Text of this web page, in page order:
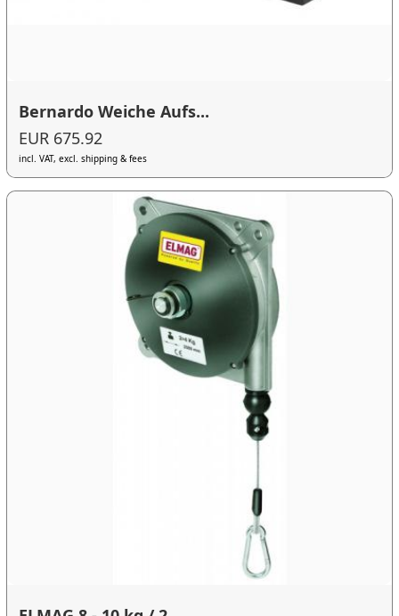
Bernardo Weiche Aufs...
EUR 675.92
incl. VAT, excl. shipping & fees